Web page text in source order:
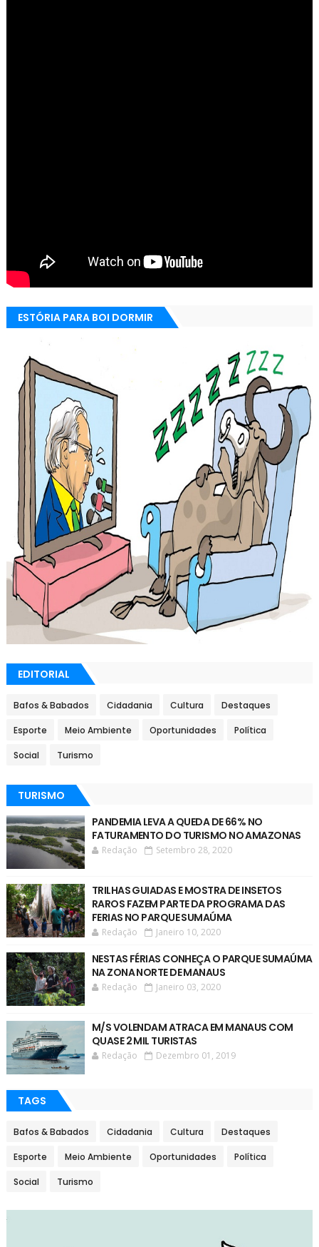
ESTÓRIA PARA BOI DORMIR
EDITORIAL
Bafos & Babados Cidadania Cultura Destaques
Esporte Meio Ambiente Oportunidades Política
Social Turismo
TURISMO
PANDEMIA LEVA A QUEDA DE 66% NO
FATURAMENTO DO TURISMO NO AMAZONAS
Redação Setembro 28, 2020
TRILHAS GUIADAS E MOSTRA DE INSETOS
RAROS FAZEM PARTE DA PROGRAMA DAS
FERIAS NO PARQUE SUMAÚMA
Redação Janeiro 10, 2020
NESTAS FÉRIAS CONHEÇA O PARQUE SUMAÚMA
NA ZONA NORTE DE MANAUS
Redação Janeiro 03, 2020
M/S VOLENDAM ATRACA EM MANAUS COM
QUASE 2 MIL TURISTAS
Redação Dezembro 01, 2019
TAGS
Bafos & Babados Cidadania Cultura Destaques
Esporte Meio Ambiente Oportunidades Política
Social Turismo